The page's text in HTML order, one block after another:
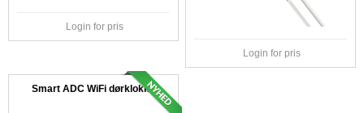
Login for pris
Login for pris
Smart ADC WiFi dørklokke